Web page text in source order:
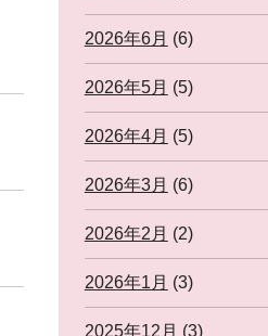
2026年6月 (6)
2026年5月 (5)
2026年4月 (5)
2026年3月 (6)
2026年2月 (2)
2026年1月 (3)
2025年12月 (3)